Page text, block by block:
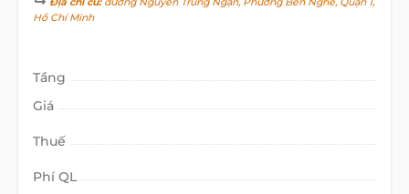
Hồ Chí Minh
Tầng
Giá
Thuế
Phí QL